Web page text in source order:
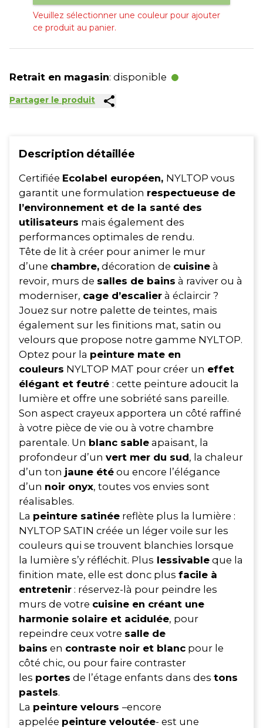
Veuillez sélectionner une couleur pour ajouter
ce produit au panier.
Retrait en magasin: disponible
Partager le produit share
Description détaillée
Certifiée Ecolabel européen, NYLTOP vous
garantit une formulation respectueuse de
l’environnement et de la santé des
utilisateurs mais également des
performances optimales de rendu.
Tête de lit à créer pour animer le mur
d’une chambre, décoration de cuisine à
revoir, murs de salles de bains à raviver ou à
moderniser, cage d’escalier à éclaircir ?
Jouez sur notre palette de teintes, mais
également sur les finitions mat, satin ou
velours que propose notre gamme NYLTOP.
Optez pour la peinture mate en
couleurs NYLTOP MAT pour créer un effet
élégant et feutré : cette peinture adoucit la
lumière et offre une sobriété sans pareille.
Son aspect crayeux apportera un côté raffiné
à votre pièce de vie ou à votre chambre
parentale. Un blanc sable apaisant, la
profondeur d’un vert mer du sud, la chaleur
d’un ton jaune été ou encore l’élégance
d’un noir onyx, toutes vos envies sont
réalisables.
La peinture satinée reflète plus la lumière :
NYLTOP SATIN créée un léger voile sur les
couleurs qui se trouvent blanchies lorsque
la lumière s’y réfléchit. Plus lessivable que la
finition mate, elle est donc plus facile à
entretenir : réservez-là pour peindre les
murs de votre cuisine en créant une
harmonie solaire et acidulée, pour
repeindre ceux votre salle de
bains en contraste noir et blanc pour le
côté chic, ou pour faire contraster
les portes de l’étage enfants dans des tons
pastels.
La peinture velours –encore
appelée peinture veloutée- est une